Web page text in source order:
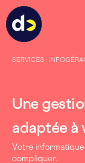
SERVICES -
Une
adaptée à
Votre
compliquer.